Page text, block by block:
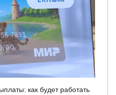
как будет работать